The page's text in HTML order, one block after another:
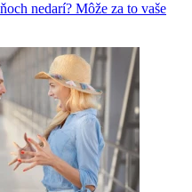
nedarí? Môže za to vaše